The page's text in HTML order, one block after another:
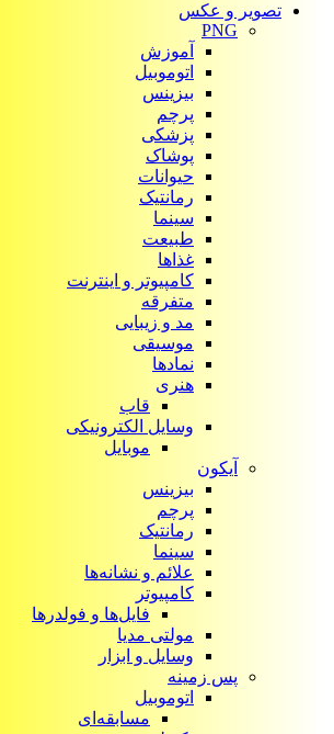
تصویر و عکس
PNG
آموزش
اتوموبیل
بیزینس
پرچم
پزشکی
پوشاک
حیوانات
رمانتیک
سینما
طبیعت
غذاها
کامپیوتر و اینترنت
متفرقه
مد و زیبایی
موسیقی
نمادها
هنری
قاب
وسایل الکترونیکی
موبایل
آیکون‌
بیزینس
پرچم
رمانتیک
سینما
علائم و نشانه‌ها
کامپیوتر
فایل‌ها و فولدرها
مولتی مدیا
وسایل و ابزار
پس زمینه
اتوموبیل
مسابقه‌ای